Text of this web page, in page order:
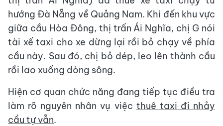
hướng Đà Nẵng về Quảng Nam. Khi đến khu vực
giữa cầu Hòa Đông, thị trấn Ái Nghĩa, chị G nói
tài xế taxi cho xe dừng lại rồi bỏ chạy về phía
cầu này. Sau đó, chị bỏ dép, leo lên thành cầu
rồi lao xuống dòng sông.
Hiện cơ quan chức năng đang tiếp tục điều tra
làm rõ nguyên nhân vụ việc thuê taxi đi nhảy
cầu tự vẫn.